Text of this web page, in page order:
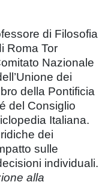
di Filosofia
Roma Tor
Nazionale
dei
della Pontificia
del Consiglio
Italiana.
dei
sulle
individuali.
alla